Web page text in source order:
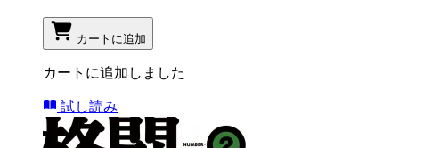
カートに追加
カートに追加しました
試し読み